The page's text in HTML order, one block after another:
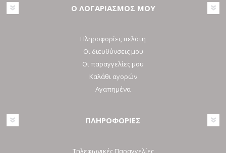
Ο ΛΟΓΑΡΙΑΣΜΟΣ ΜΟΥ
Πληροφορίες πελάτη
Οι διευθύνσεις μου
Οι παραγγελίες μου
Καλάθι αγορών
Αγαπημένα
ΠΛΗΡΟΦΟΡΙΕΣ
Τηλεφωνικές Παραγγελίες